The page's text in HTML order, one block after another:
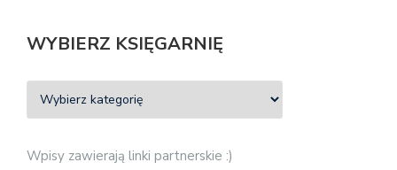
WYBIERZ KSIĘGARNIĘ
Wpisy zawierają linki partnerskie :)